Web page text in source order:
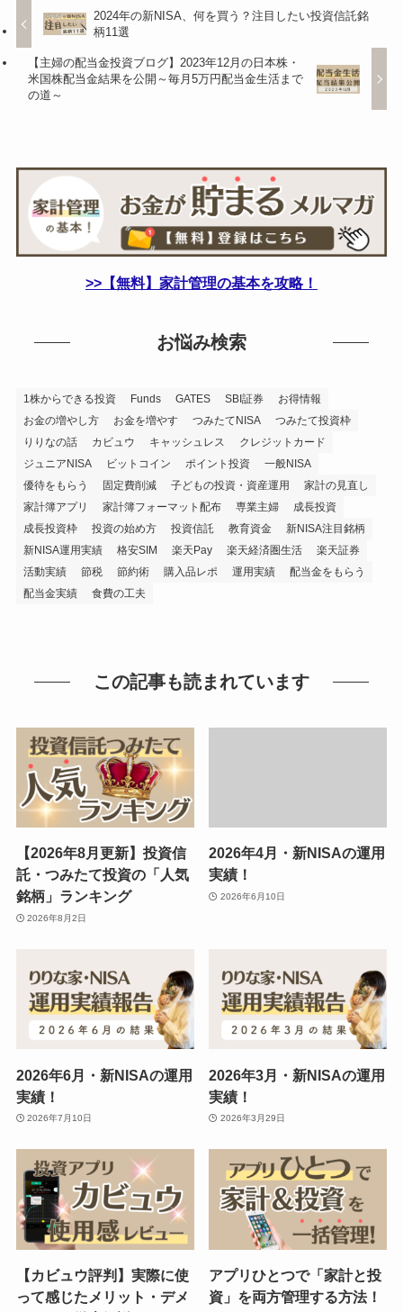
2024年の新NISA、何を買う？注目したい投資信託銘
柄11選
【主婦の配当金投資ブログ】2023年12月の日本株・
米国株配当金結果を公開～毎月5万円配当金生活まで
の道～
>>【無料】家計管理の基本を攻略！
お悩み検索
1株からできる投資 Funds GATES SBI証券
お得情報
お金の増やし方
お金を増やす つみたてNISA
つみたて投資枠
りりなの話
カビュウ キャッシュレス
クレジットカード
ジュニアNISA
ビットコイン ポイント投資
一般NISA
優待をもらう
固定費削減 子どもの投資・資産運用
家計の見直し
家計簿アプリ
家計簿フォーマット配布 専業主婦
成長投資
成長投資枠
投資の始め方 投資信託 教育資金
新NISA注目銘柄
新NISA運用実績
格安SIM 楽天Pay 楽天経済圏生活
楽天証券
活動実績
節税 節約術 購入品レポ 運用実績
配当金をもらう
配当金実績
食費の工夫
この記事も読まれています
【2026年8月更新】投資信
託・つみたて投資の「人気
銘柄」ランキング
2026年8月2日
2026年4月・新NISAの運用
実績！
2026年6月10日
2026年6月・新NISAの運用
実績！
2026年7月10日
2026年3月・新NISAの運用
実績！
2026年3月29日
【カビュウ評判】実際に使
って感じたメリット・デメ
アプリひとつで「家計と投
資」を両方管理する方法！